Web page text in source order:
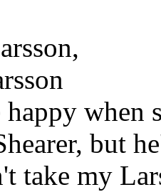
when
but
take my